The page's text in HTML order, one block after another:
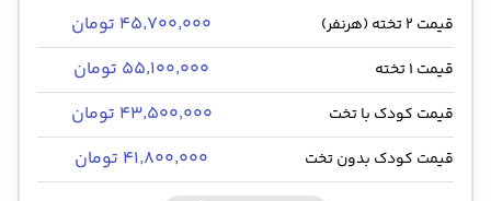
قیمت 2 تخته (هرنفر) ۴۵٬۷۰۰٬۰۰۰ تومان
قیمت 1 تخته ۵۵٬۱۰۰٬۰۰۰ تومان
قیمت کودک با تخت ۴۳٬۵۰۰٬۰۰۰ تومان
قیمت کودک بدون تخت ۴۱٬۸۰۰٬۰۰۰ تومان